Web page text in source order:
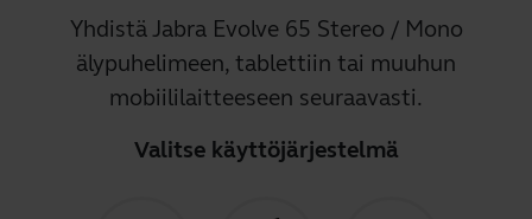
Yhdistä Jabra Evolve 65 Stereo / Mono
älypuhelimeen, tablettiin tai muuhun
mobiililaitteeseen seuraavasti.
Valitse käyttöjärjestelmä